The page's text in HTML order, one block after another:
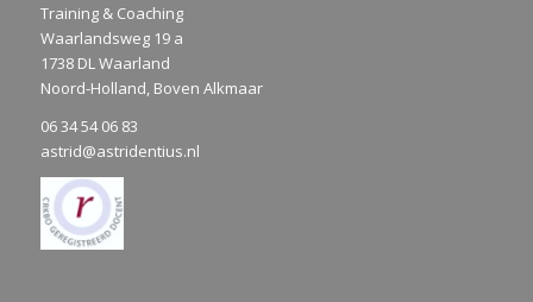
Training & Coaching
Waarlandsweg 19 a
1738 DL Waarland
Noord-Holland, Boven Alkmaar
06 34 54 06 83
astrid@astridentius.nl